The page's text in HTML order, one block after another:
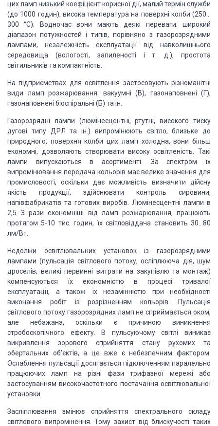
цих ламп низький коефіцієнт корисної дії, малий термін служби
(до 1000 годин), висока температура на поверхні колби (250…
300 °С). Водночас вони мають деякі переваги: широкий
діапазон потужностей і типів, порівняно з газорозрядними
лампами, незалежність експлуатації від навколишнього
середовища (вологості, запиленості і т. д.), простота
світильників та компактність.
На підприємствах для освітлення застосовують різноманітні
види ламп розжарювання: вакуумні (В), газонаповнені (Г),
газонаповнені біоспіральні (Б) та ін.
Газорозрядні лампи (люмінесцентні, ртутні, високого тиску
дугові типу ДРЛ та ін.) випромінюють світло, близьке до
природного, поверхня колби цих ламп холодна, вони більш
економні, дозволяють створювати високу освітленість. Такі
лампи випускаються в асортименті. За спектром їх
випромінювання передача кольорів має велике значення для
промисловості, оскільки дає можливість визначити дійсну
якість продукції, здійснювати контроль сировини,
напівфабрикатів та готових виробів. Люмінесцентні лампи в
2,5…3 рази економніші від ламп розжарювання, працюють
протягом 5-10 тис. годин, їх світловіддача становить 30…80
лм/Вт.
Недоліки освітлювальних установок із газорозрядними
лампами (пульсація світлового потоку, осліплююча дія, шум
дроселів, великі первинні витрати на закупівлю та монтаж)
компенсуються їх економністю в процесі тривалої
експлуатації, а також їх незамінністю при необхідності
виконання робіт із розрізненням кольорів. Пульсація
світлового потоку газорозрядних ламп не сприймається оком,
але небажана, оскільки є причиною виникнення
стробоскопічного ефекту. В пульсуючому світлі виникає
викривлення зорового сприйняття стану рухомих та
обертальних об’єктів, а це вже є небезпечним фактором.
Ослаблення пульсації досягається підключенням паралельно
працюючих ламп на різні фази трифазної мережі або
застосуванням високочастотного постачання освітлювальної
установки.
Засліплювання змінює сприйняття спектрального складу
світлового випромінення. Тому захист від блискучості таких